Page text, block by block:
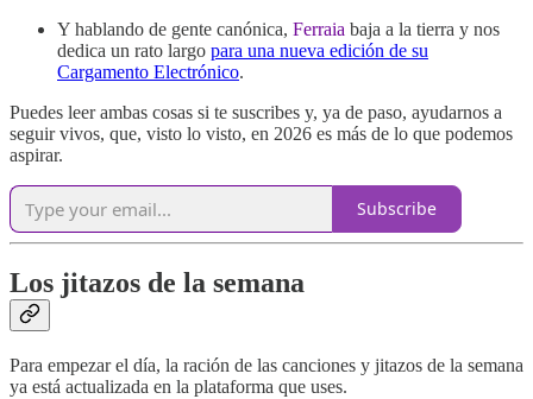
Y hablando de gente canónica, Ferraia baja a la tierra y nos
dedica un rato largo para una nueva edición de su
Cargamento Electrónico.
Puedes leer ambas cosas si te suscribes y, ya de paso, ayudarnos a
seguir vivos, que, visto lo visto, en 2026 es más de lo que podemos
aspirar.
Subscribe
Los jitazos de la semana
Para empezar el día, la ración de las canciones y jitazos de la semana
ya está actualizada en la plataforma que uses.